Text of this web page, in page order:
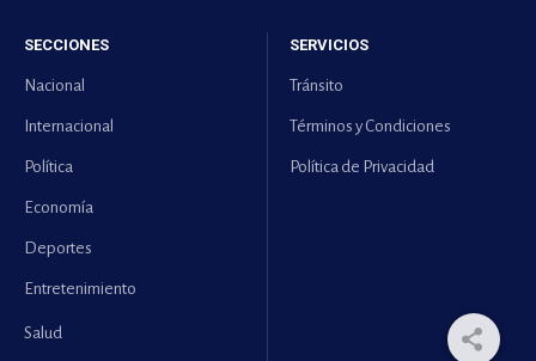
SECCIONES
Nacional
Internacional
Política
Economía
Deportes
Entretenimiento
Salud
SERVICIOS
Tránsito
Términos y Condiciones
Política de Privacidad